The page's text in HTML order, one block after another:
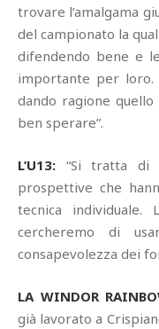
trovare l’amalgama
del campionato la
difendendo bene e
importante per loro.
dando ragione
ben sperare”.
L’U13: “Si tratta di
prospettive che
tecnica individuale.
cercheremo di
consapevolezza dei
LA WINDOR
già lavorato a